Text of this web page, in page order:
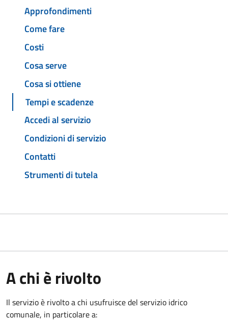
Approfondimenti
Come fare
Costi
Cosa serve
Cosa si ottiene
Tempi e scadenze
Accedi al servizio
Condizioni di servizio
Contatti
Strumenti di tutela
A chi è rivolto
Il servizio è rivolto a chi usufruisce del servizio idrico
comunale, in particolare a: